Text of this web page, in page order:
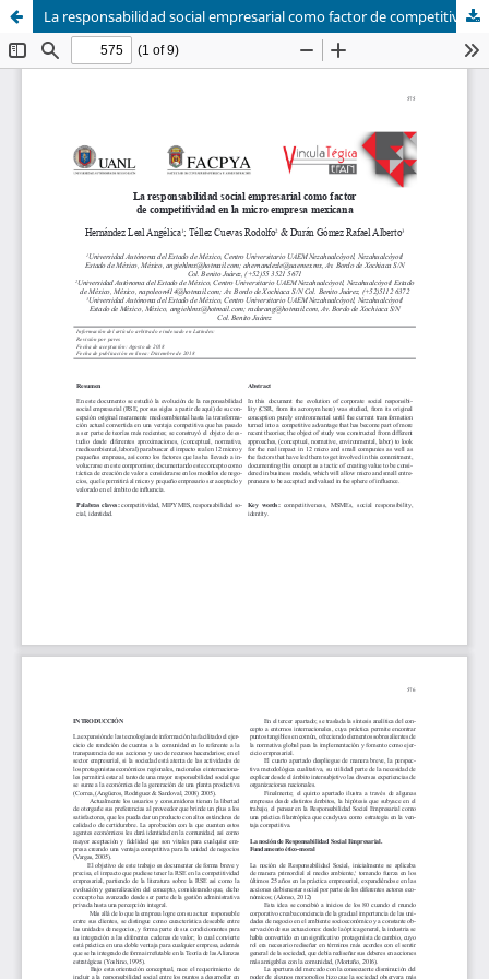
La responsabilidad social empresarial como factor de competitividad en la micro empresa mexicana